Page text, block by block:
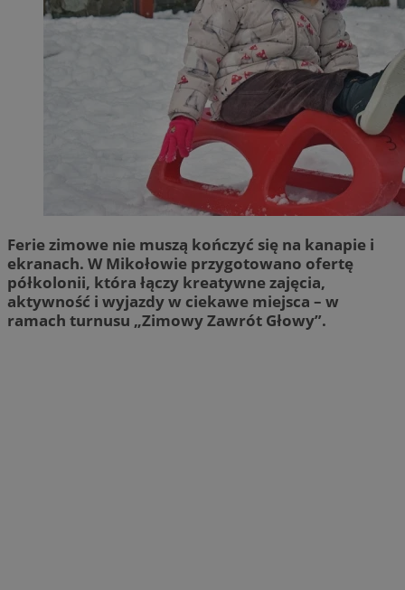
Ferie zimowe nie muszą kończyć się na kanapie i
ekranach. W Mikołowie przygotowano ofertę
półkolonii, która łączy kreatywne zajęcia,
aktywność i wyjazdy w ciekawe miejsca – w
ramach turnusu „Zimowy Zawrót Głowy”.